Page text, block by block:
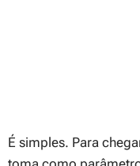
É simples. Para